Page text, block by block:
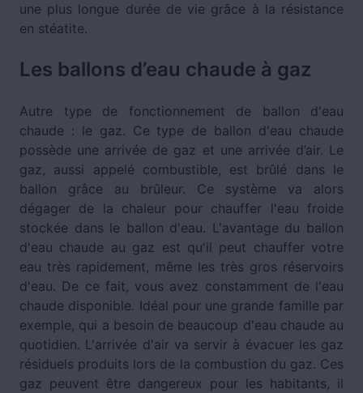
une plus longue durée de vie grâce à la résistance
en stéatite.
Les ballons d’eau chaude à gaz
Autre type de fonctionnement de ballon d'eau
chaude : le gaz. Ce type de ballon d'eau chaude
possède une arrivée de gaz et une arrivée d’air. Le
gaz, aussi appelé combustible, est brûlé dans le
ballon grâce au brûleur. Ce système va alors
dégager de la chaleur pour chauffer l'eau froide
stockée dans le ballon d'eau. L'avantage du ballon
d'eau chaude au gaz est qu'il peut chauffer votre
eau très rapidement, même les très gros réservoirs
d'eau. De ce fait, vous avez constamment de l'eau
chaude disponible. Idéal pour une grande famille par
exemple, qui a besoin de beaucoup d'eau chaude au
quotidien. L'arrivée d'air va servir à évacuer les gaz
résiduels produits lors de la combustion du gaz. Ces
gaz peuvent être dangereux pour les habitants, il